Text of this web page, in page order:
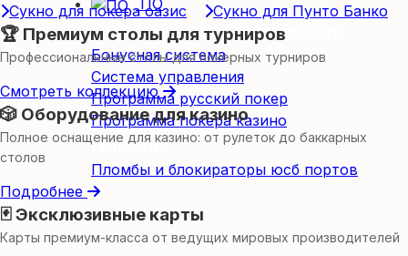
ПО
Программное обеспечение
Бонусная система
Система управления
Программа русский покер
Программа покера казино
Пломбы
Пломбы и блокираторы юсб портов
Сукно для покера оазис
Сукно для Пунто Банко
🏆 Премиум столы для турниров
Профессиональные столы для покерных турниров
Смотреть коллекцию
🎲 Оборудование для казино
Полное оснащение для казино: от рулеток до баккарных
столов
Подробнее
🃏 Эксклюзивные карты
Карты премиум-класса от ведущих мировых производителей